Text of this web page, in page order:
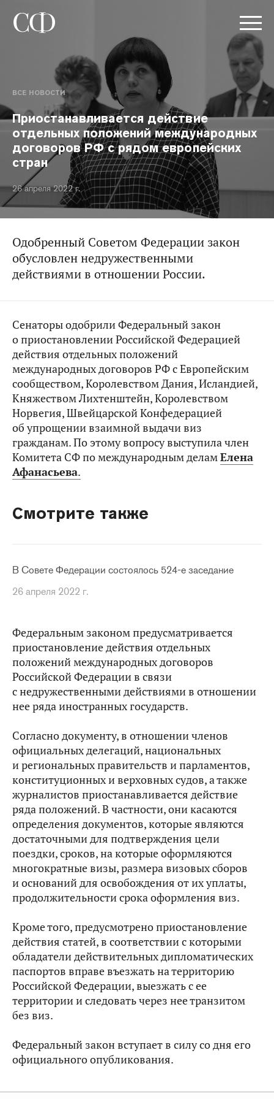
ВСЕ НОВОСТИ
Приостанавливается действие
отдельных положений международных
договоров РФ с рядом европейских
стран
26 апреля 2022 г.
Одобренный Советом Федерации закон
обусловлен недружественными
действиями в отношении России.
Сенаторы одобрили Федеральный закон
о приостановлении Российской Федерацией
действия отдельных положений
международных договоров РФ с Европейским
сообществом, Королевством Дания, Исландией,
Княжеством Лихтенштейн, Королевством
Норвегия, Швейцарской Конфедерацией
об упрощении взаимной выдачи виз
гражданам. По этому вопросу выступила член
Комитета СФ по международным деламЕлена
Афанасьева.
Смотрите также
В Совете Федерации состоялось 524-е заседание
26 апреля 2022 г.
Федеральным законом предусматривается
приостановление действия отдельных
положений международных договоров
Российской Федерации в связи
с недружественными действиями в отношении
нее ряда иностранных государств.
Согласно документу, в отношении членов
официальных делегаций, национальных
и региональных правительств и парламентов,
конституционных и верховных судов, а также
журналистов приостанавливается действие
ряда положений. В частности, они касаются
определения документов, которые являются
достаточными для подтверждения цели
поездки, сроков, на которые оформляются
многократные визы, размера визовых сборов
и оснований для освобождения от их уплаты,
продолжительности срока оформления виз.
Кроме того, предусмотрено приостановление
действия статей, в соответствии с которыми
обладатели действительных дипломатических
паспортов вправе въезжать на территорию
Российской Федерации, выезжать с ее
территории и следовать через нее транзитом
без виз.
Федеральный закон вступает в силу со дня его
официального опубликования.